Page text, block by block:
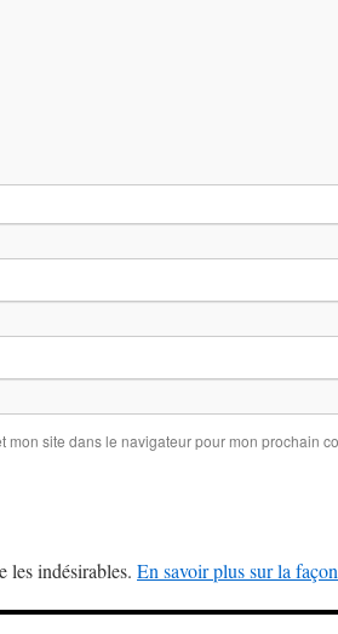
mon site dans le navigateur pour mon prochain
les indésirables. En savoir plus sur la